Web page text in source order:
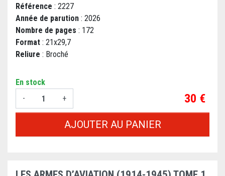
Référence : 2227
Année de parution : 2026
Nombre de pages : 172
Format : 21x29,7
Reliure : Broché
En stock
-
+ Prix
30 €
AJOUTER AU PANIER